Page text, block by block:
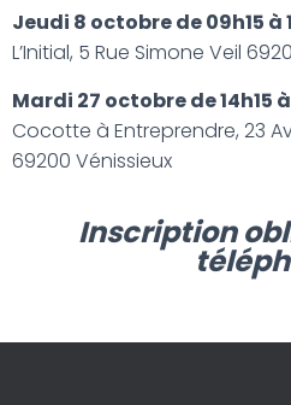
Jeudi 8 octobre de 09h15 à
L’Initial, 5 Rue Simone Veil
Mardi 27 octobre de 14h15 à
Cocotte à Entreprendre, 23
69200 Vénissieux
Inscription